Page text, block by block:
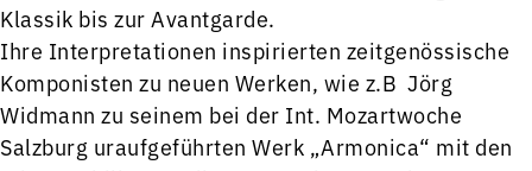
Klassik bis zur Avantgarde.
Ihre Interpretationen inspirierten zeitgenössische
Komponisten zu neuen Werken, wie z.B Jörg
Widmann zu seinem bei der Int. Mozartwoche
Salzburg uraufgeführten Werk „Armonica“ mit den